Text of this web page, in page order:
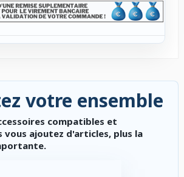
votre ensemble
compatibles et
vous ajoutez d'articles, plus la